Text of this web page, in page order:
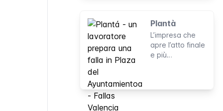
Plantà
L’impresa che
apre l’atto finale
e più